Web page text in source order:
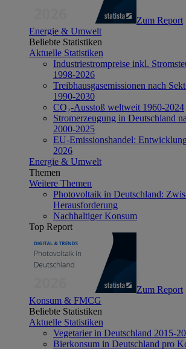
Zum Report
Energie & Umwelt
Beliebte Statistiken
Aktuelle Statistiken
Industriestrompreise inkl.
1998-2026
Treibhausgasemissionen nach
1990-2030
CO₂-Ausstoß weltweit 1960-2024
Stromerzeugung in Deutschland
2000-2025
EU-Emissionshandel:
2026
Energie & Umwelt
Themen
Weitere Themen
Photovoltaik in Deutschland:
Herausforderung
Nachhaltiger Konsum
Top Report
Zum Report
Konsum & FMCG
Beliebte Statistiken
Aktuelle Statistiken
Vegetarier in Deutschland 2015-
Bierkonsum in Deutschland pro